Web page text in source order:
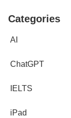
Categories
AI
ChatGPT
IELTS
iPad